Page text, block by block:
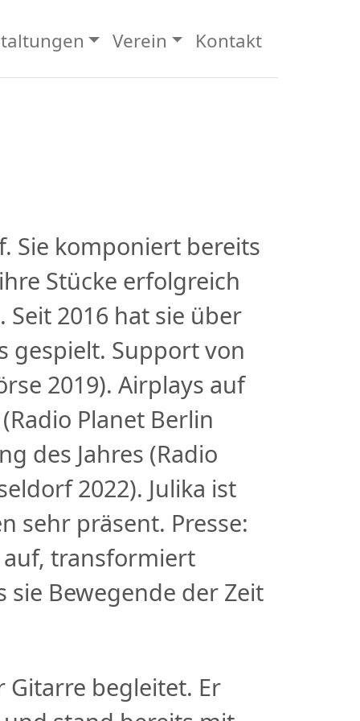
Verein Kontakt
Sie komponiert bereits
Stücke erfolgreich
2016 hat sie über
gespielt. Support von
2019). Airplays auf
Planet Berlin
des Jahres (Radio
2022). Julika ist
sehr präsent. Presse:
auf, transformiert
Bewegende der Zeit
Gitarre begleitet. Er